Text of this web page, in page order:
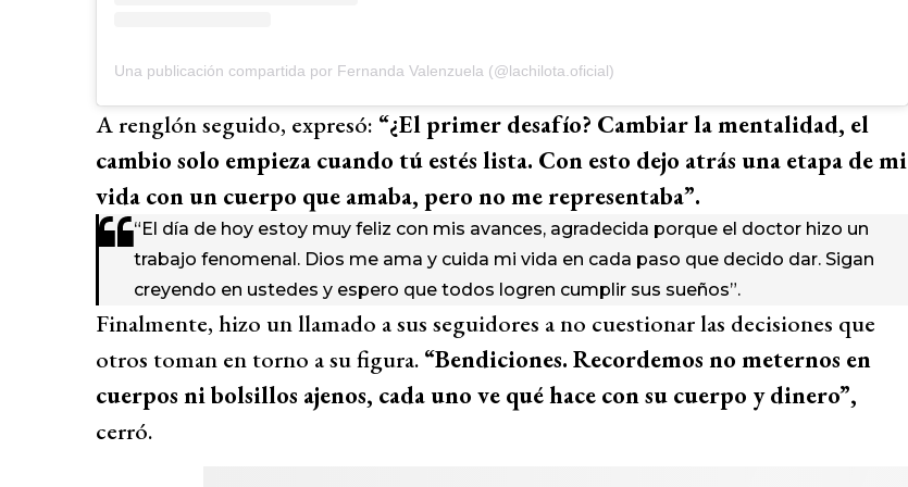
Una publicación compartida por Fernanda Valenzuela (@lachilota.oficial)
A renglón seguido, expresó: “¿El primer desafío? Cambiar la mentalidad, el
cambio solo empieza cuando tú estés lista. Con esto dejo atrás una etapa de mi
vida con un cuerpo que amaba, pero no me representaba”.
“El día de hoy estoy muy feliz con mis avances, agradecida porque el doctor hizo un
trabajo fenomenal. Dios me ama y cuida mi vida en cada paso que decido dar. Sigan
creyendo en ustedes y espero que todos logren cumplir sus sueños”.
Finalmente, hizo un llamado a sus seguidores a no cuestionar las decisiones que
otros toman en torno a su figura. “Bendiciones. Recordemos no meternos en
cuerpos ni bolsillos ajenos, cada uno ve qué hace con su cuerpo y dinero”,
cerró.